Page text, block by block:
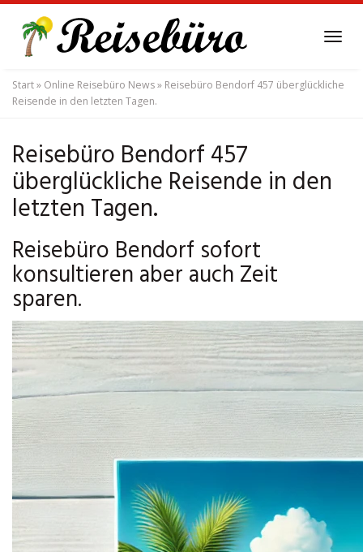
main
content
Start» Online Reisebüro News» Reisebüro Bendorf 457 überglückliche
Reisende in den letzten Tagen.
Reisebüro Bendorf 457
überglückliche Reisende in den
letzten Tagen.
Reisebüro Bendorf sofort
konsultieren aber auch Zeit
sparen.